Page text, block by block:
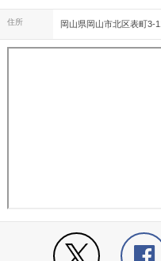
住所 岡山県岡山市北区表町3-